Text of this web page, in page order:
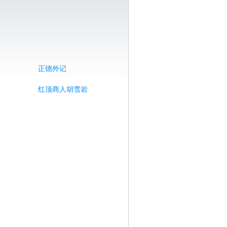
正德外记
红顶商人胡雪岩